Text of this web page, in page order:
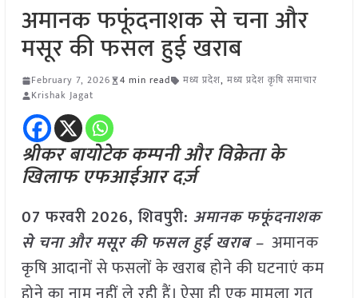
अमानक फफूंदनाशक से चना और
मसूर की फसल हुई खराब
February 7, 2026 4 min read मध्य प्रदेश, मध्य प्रदेश कृषि समाचार
Krishak Jagat
श्रीकर बायोटेक कम्पनी और विक्रेता के
खिलाफ एफआईआर दर्ज़
07 फरवरी 2026,शिवपुरी: अमानक फफूंदनाशक
से चना और मसूर की फसल हुई खराब –अमानक
कृषि आदानों से फसलों के खराब होने की घटनाएं कम